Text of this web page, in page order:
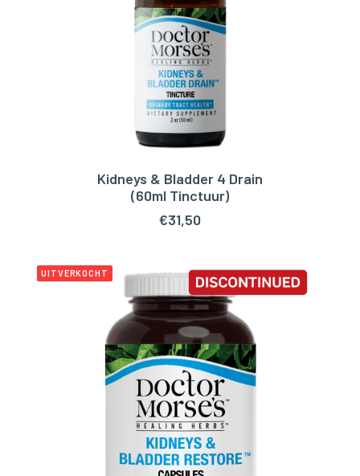
TOEVOEGEN AAN WINKELWAGEN
Kidneys & Bladder 4 Drain
(60ml Tinctuur)
€31,50
UITVERKOCHT